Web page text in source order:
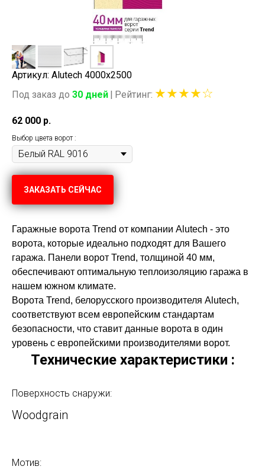
Артикул: Alutech 4000x2500
Под заказ до 30 дней Рейтинг: ★★★★☆
62 000 р.
Выбор цвета ворот :
ЗАКАЗАТЬ СЕЙЧАС
Гаражные ворота Trend от компании Alutech - это
ворота, которые идеально подходят для Вашего
гаража. Панели ворот Trend, толщиной 40 мм,
обеспечивают оптимальную теплоизоляцию гаража в
нашем южном климате.
Ворота Trend, белорусского производителя Alutech,
соответствуют всем европейским стандартам
безопасности, что ставит данные ворота в один
уровень с европейскими производителями ворот.
Технические характеристики :
Поверхность снаружи:
Woodgrain
Мотив: